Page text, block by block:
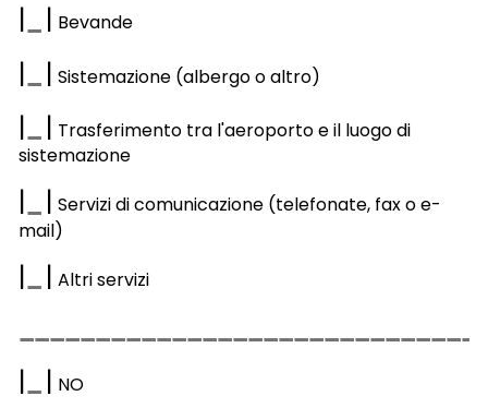
| | Bevande
| | Sistemazione (albergo o altro)
| | Trasferimento tra l'aeroporto e il luogo di
sistemazione
| | Servizi di comunicazione (telefonate, fax o e-
mail)
| | Altri servizi
| | NO